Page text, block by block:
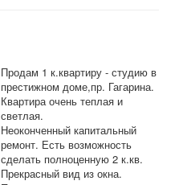
Продам 1 к.квартиру - студию в
престижном доме,пр. Гагарина.
Квартира очень теплая и
светлая.
Неоконченный капитальный
ремонт. Есть возможность
сделать полноценную 2 к.кв.
Прекрасный вид из окна.